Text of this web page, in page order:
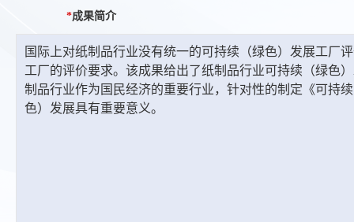
*成果简介